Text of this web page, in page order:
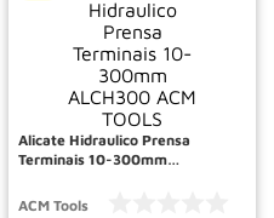
Alicate Hidraulico Prensa
Terminais 10-300mm
ACM Tools
Talha
Paleteira
Rodizio